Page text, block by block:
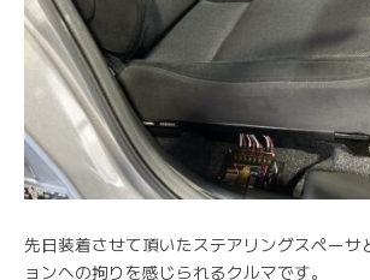
先日装着させて頂いたステアリングスペーサ
ョンへの拘りを感じられるクルマです。